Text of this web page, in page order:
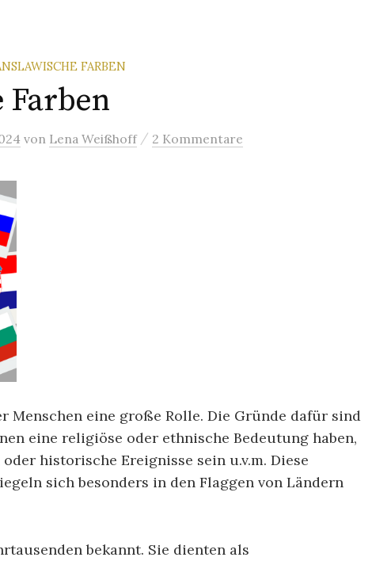
FARBEN
Farben
von Lena Weißhoff / 2 Kommentare
Menschen eine große Rolle. Die Gründe dafür sind
eine religiöse oder ethnische Bedeutung haben,
historische Ereignisse sein u.v.m. Diese
sich besonders in den Flaggen von Ländern
bekannt. Sie dienten als